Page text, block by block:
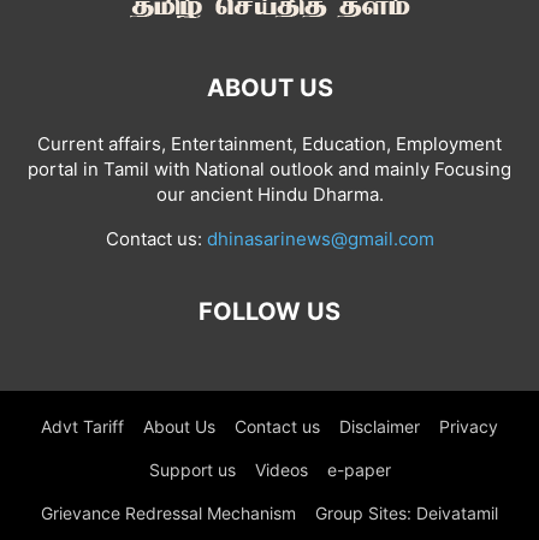
ABOUT US
Current affairs, Entertainment, Education, Employment
portal in Tamil with National outlook and mainly Focusing
our ancient Hindu Dharma.
Contact us: dhinasarinews@gmail.com
FOLLOW US
Advt Tariff About Us Contact us Disclaimer Privacy
Support us Videos e-paper
Grievance Redressal Mechanism Group Sites: Deivatamil